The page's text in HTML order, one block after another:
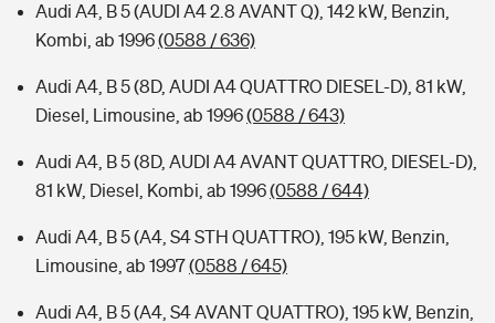
Audi A4, B 5 (AUDI A4 2.8 AVANT Q), 142 kW, Benzin,
Kombi, ab 1996(0588 / 636)
Audi A4, B 5 (8D, AUDI A4 QUATTRO DIESEL-D), 81 kW,
Diesel, Limousine, ab 1996(0588 / 643)
Audi A4, B 5 (8D, AUDI A4 AVANT QUATTRO, DIESEL-D),
81 kW, Diesel, Kombi, ab 1996(0588 / 644)
Audi A4, B 5 (A4, S4 STH QUATTRO), 195 kW, Benzin,
Limousine, ab 1997(0588 / 645)
Audi A4, B 5 (A4, S4 AVANT QUATTRO), 195 kW, Benzin,